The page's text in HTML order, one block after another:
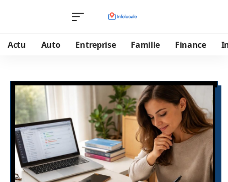
Actu Auto Entreprise Famille Finance